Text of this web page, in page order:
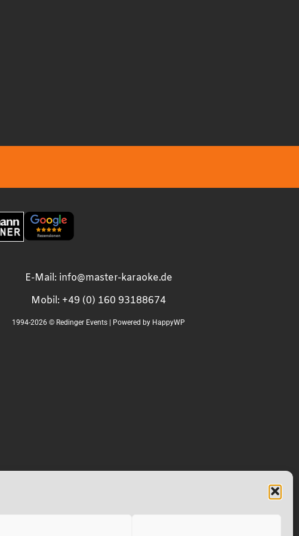
E-Mail: info@master-karaoke.de
Mobil: +49 (0) 160 93188674
1994-2026 © Redinger Events | Powered by HappyWP